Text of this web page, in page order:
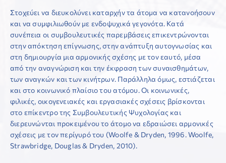
Στοχεύει να διευκολύνει καταρχήν τα άτομα να κατανοήσουν
και να συμφιλιωθούν με ενδοψυχικά γεγονότα. Κατά
συνέπεια οι συμβουλευτικές παρεμβάσεις επικεντρώνονται
στην απόκτηση επίγνωσης, στην ανάπτυξη αυτογνωσίας και
στη δημιουργία μια αρμονικής σχέσης με τον εαυτό, μέσα
από την αναγνώριση και την έκφραση των συναισθημάτων,
των αναγκών και των κινήτρων. Παράλληλα όμως, εστιάζεται
και στο κοινωνικό πλαίσιο του ατόμου. Οι κοινωνικές,
φιλικές, οικογενειακές και εργασιακές σχέσεις βρίσκονται
στο επίκεντρο της Συμβουλευτικής Ψυχολογίας και
διερευνώνται προκειμένου το άτομο να εδραιώσει αρμονικές
σχέσεις με τον περίγυρό του (Woolfe & Dryden, 1996. Woolfe,
Strawbridge, Douglas & Dryden, 2010).